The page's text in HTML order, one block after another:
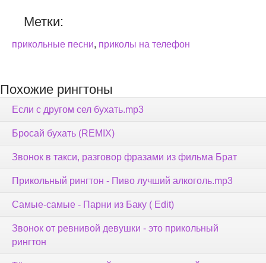
Метки:
прикольные песни, приколы на телефон
Похожие рингтоны
Если с другом сел бухать.mp3
Бросай бухать (REMIX)
Звонок в такси, разговор фразами из фильма Брат
Прикольный рингтон - Пиво лучший алкоголь.mp3
Самые-самые - Парни из Баку ( Edit)
Звонок от ревнивой девушки - это прикольный
рингтон